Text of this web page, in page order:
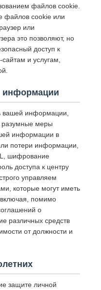
файлов cookie.
файлов cookie или
или
это позволяют, но
доступ к
и услугам,
информации
вашей информации,
разумные меры
информации в
потери информации,
шифрование
доступа к центру
управляем
которые могут иметь
помимо
о
различных средств
от должности и
защите личной